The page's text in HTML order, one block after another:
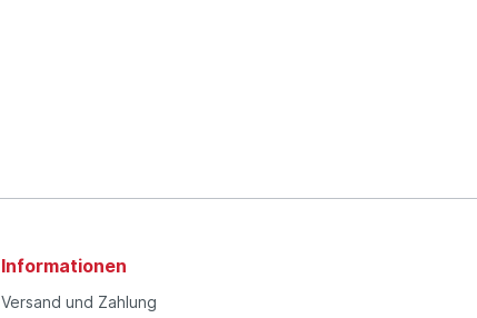
Informationen
Versand und Zahlung